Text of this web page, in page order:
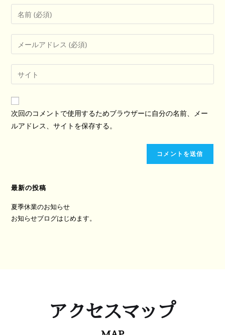
次回のコメントで使用するためブラウザーに自分の名前、メー
ルアドレス、サイトを保存する。
最新の投稿
夏季休業のお知らせ
お知らせブログはじめます。
アクセスマップ